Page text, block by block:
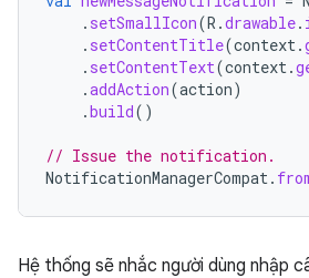
. setSmallIcon(R .drawable.
. setContentTitle(context .
. setContentText(context .
.addAction(action)
.build()
// Issue the notification.
NotificationManagerCompat .
Hệ thống sẽ nhắc người dùng nhập